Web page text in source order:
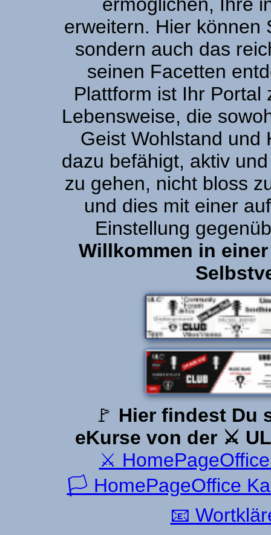
erweitern. Hier können
sondern auch das
seinen Facetten
Plattform ist Ihr Portal
Lebensweise, die
Geist Wohlstand und
dazu befähigt, aktiv
zu gehen, nicht bloss
und dies mit einer
Einstellung
Willkommen in
🚩 Hier findest Du
eKurse von der ⚔
⚔
🏳 HomePageOffice
📧